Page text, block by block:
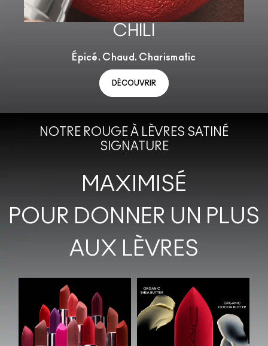
CHILI
Épicé. Chaud. Charismatic
DÉCOUVRIR
NOTRE ROUGE À LÈVRES SATINÉ
SIGNATURE
MAXIMISÉ
POUR DONNER UN PLUS
AUX LÈVRES